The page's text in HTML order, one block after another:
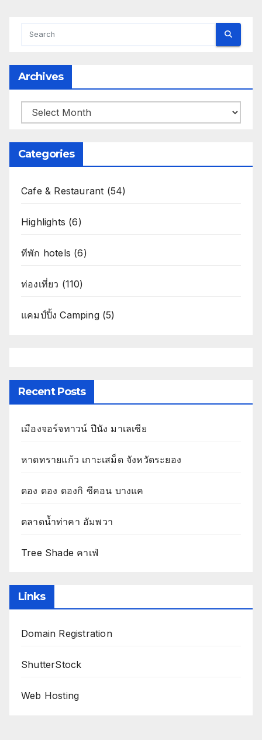
Archives
Archives
Categories
Cafe & Restaurant (54)
Highlights (6)
ทีพัก hotels (6)
ท่องเที่ยว (110)
แคมป์ปิ้ง Camping(5)
Recent Posts
เมืองจอร์จทาวน์ ปีนัง มาเลเซีย
หาดทรายแก้ว เกาะเสม็ด จังหวัดระยอง
ดอง ดอง ดองกิ ซีคอน บางแค
ตลาดน้ำท่าคา อัมพวา
Tree Shade คาเฟ่
Links
Domain Registration
ShutterStock
Web Hosting